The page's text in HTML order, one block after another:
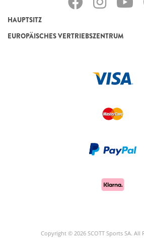
HAUPTSITZ
EUROPÄISCHES VERTRIEBSZENTRUM
Copyright © 2026 SCOTT Sports SA. All